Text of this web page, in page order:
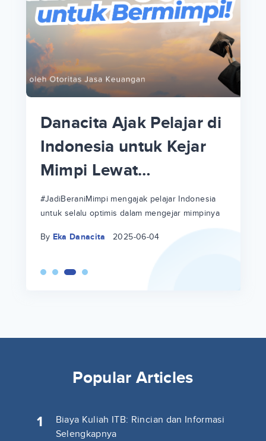
Danacita Ajak Pelajar di
Indonesia untuk Kejar
Mimpi Lewat
#JadiBeraniMimpi
#JadiBeraniMimpi mengajak pelajar Indonesia
untuk selalu optimis dalam mengejar mimpinya
By Eka Danacita 2025-06-04
Popular Articles
1
Biaya Kuliah ITB: Rincian dan Informasi
Selengkapnya